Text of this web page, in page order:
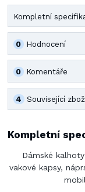
Kompletní
Hodnocení
0
Komentáře
0
Související
4
Kompletní
Dámské
vakové kapsy,